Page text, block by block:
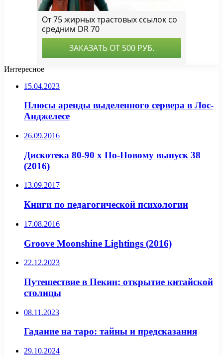
Интересное
15.04.2023
Плюсы аренды выделенного сервера в Лос-
Анджелесе
26.09.2016
Дискотека 80-90 х По-Новому выпуск 38
(2016)
13.09.2017
Книги по педагогической психологии
17.08.2016
Groove Moonshine Lightings (2016)
22.12.2023
Путешествие в Пекин: открытие китайской
столицы
08.11.2023
Гадание на таро: тайны и предсказания
29.10.2024